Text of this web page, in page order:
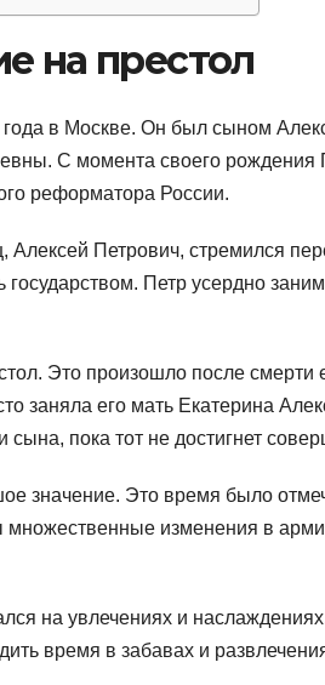
на престол
в Москве. Он был сыном
С момента своего рождения
реформатора России.
Петрович, стремился
Петр усердно
Это произошло после смерти
заняла его мать Екатерина
пока тот не достигнет
значение. Это время было
изменения в
на увлечениях и
время в забавах и